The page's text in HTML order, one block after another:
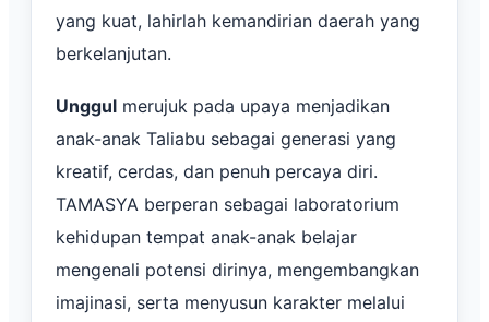
yang kuat, lahirlah kemandirian daerah yang
berkelanjutan.
Unggul merujuk pada upaya menjadikan
anak-anak Taliabu sebagai generasi yang
kreatif, cerdas, dan penuh percaya diri.
TAMASYA berperan sebagai laboratorium
kehidupan tempat anak-anak belajar
mengenali potensi dirinya, mengembangkan
imajinasi, serta menyusun karakter melalui